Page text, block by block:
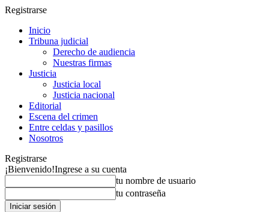
Registrarse
Inicio
Tribuna judicial
Derecho de audiencia
Nuestras firmas
Justicia
Justicia local
Justicia nacional
Editorial
Escena del crimen
Entre celdas y pasillos
Nosotros
Registrarse
¡Bienvenido!Ingrese a su cuenta
tu nombre de usuario
tu contraseña